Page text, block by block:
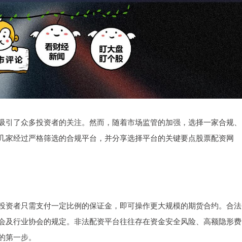
了众多投资者的关注。然而，随着市场监管的加强，选择一家合规、
经过严格筛选的合规平台，并分享选择平台的关键要点股票配资网
者只需支付一定比例的保证金，即可操作更大规模的期货合约。合法
行业协会的规定。非法配资平台往往存在资金安全风险、高额隐形费
一步。